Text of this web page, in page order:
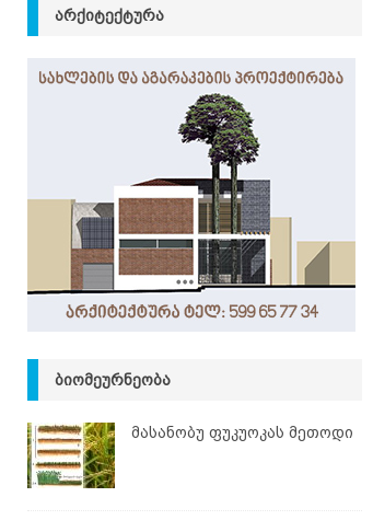
ᲐᲠᲥᲘᲢᲔᲥᲢᲣᲠᲐ
ᲑᲘᲝᲛᲔᲣᲠᲜᲔᲝᲑᲐ
მასანობუ ფუკუოკას მეთოდი